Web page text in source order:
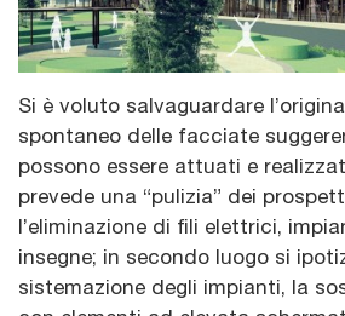
Si è voluto salvaguardare
spontaneo delle facciate
possono essere attuati e
prevede una “pulizia” dei
l’eliminazione di fili elettrici,
insegne; in secondo luogo si
sistemazione degli impianti, la